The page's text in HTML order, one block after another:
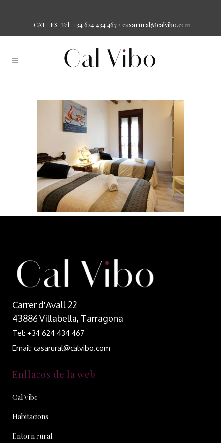
CAT ES Tel: +34 624 434 467 / casarural@calvibo.com
Carrer d'Avall 22
43886 Villabella, Tarragona
Tel: +34 624 434 467
Email: casarural@calvibo.com
Enllaços de la web
Cal Vibo
Habitacions
Entorn rural